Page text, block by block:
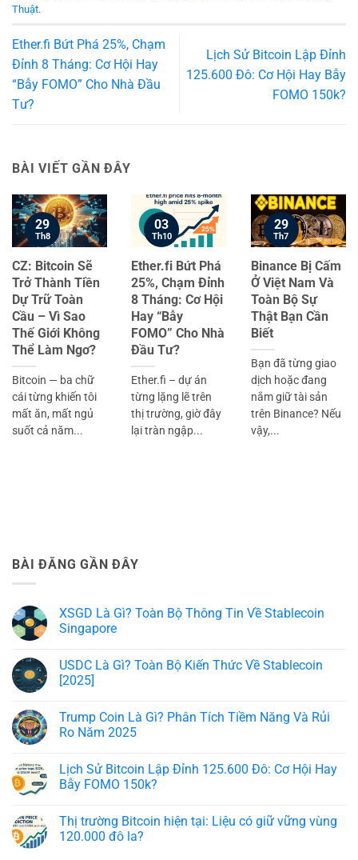
Thuật.
Ether.fi Bứt Phá 25%, Chạm
Đỉnh 8 Tháng: Cơ Hội Hay
“Bẫy FOMO” Cho Nhà Đầu
Tư?
Lịch Sử Bitcoin Lập Đỉnh
125.600 Đô: Cơ Hội Hay Bẫy
FOMO 150k?
BÀI VIẾT GẦN ĐÂY
CZ: Bitcoin Sẽ
Trở Thành Tiền
Dự Trữ Toàn
Cầu – Vì Sao
Thế Giới Không
Thể Làm Ngơ?
Bitcoin — ba chữ
cái từng khiến tôi
mất ăn, mất ngủ
suốt cả năm...
29
Th8
Ether.fi Bứt Phá
25%, Chạm Đỉnh
8 Tháng: Cơ Hội
Hay “Bẫy
FOMO” Cho Nhà
Đầu Tư?
Ether.fi – dự án
từng lặng lẽ trên
thị trường, giờ đây
lại tràn ngập...
03
Th10
Binance Bị Cấm
Ở Việt Nam Và
Toàn Bộ Sự
Thật Bạn Cần
Biết
Bạn đã từng giao
dịch hoặc đang
nắm giữ tài sản
trên Binance? Nếu
vậy,...
29
Th7
BÀI ĐĂNG GẦN ĐÂY
XSGD Là Gì? Toàn Bộ Thông Tin Về Stablecoin
Singapore
bình
luận
ở
Gì?
Toàn
Bộ
Về
Stablecoin
Singapore
USDC Là Gì? Toàn Bộ Kiến Thức Về Stablecoin
[2025]
bình
luận
ở
Gì?
Toàn
Bộ
Stablecoin
[2025]
Trump Coin Là Gì? Phân Tích Tiềm Năng Và Rủi
Ro Năm 2025
bình
luận
ở
Gì?
Phân
Lịch Sử Bitcoin Lập Đỉnh 125.600 Đô: Cơ Hội Hay
Bẫy FOMO 150k?
bình
luận
Thị trường Bitcoin hiện tại: Liệu có giữ vững vùng
120.000 đô la?